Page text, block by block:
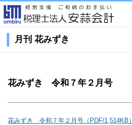
月刊 花みずき
花みずき 令和７年２月号
花みずき 令和７年２月号（PDF/1,514KB）